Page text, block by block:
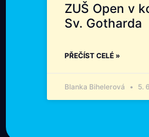
ZUŠ Open v
Sv. Gotharda
PŘEČÍST CELÉ »
Blanka Bihelerová 5.